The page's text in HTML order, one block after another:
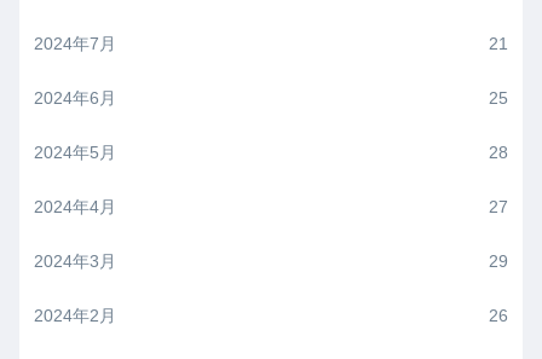
2024年7月 21
2024年6月 25
2024年5月 28
2024年4月 27
2024年3月 29
2024年2月 26